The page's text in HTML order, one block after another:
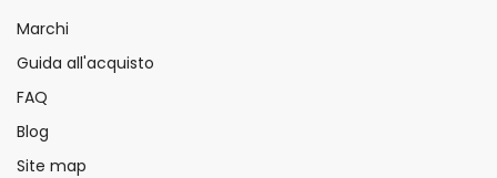
Marchi
Guida all'acquisto
FAQ
Blog
Site map